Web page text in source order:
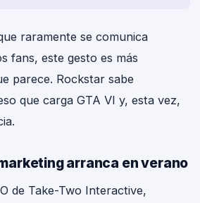
raramente se comunica
fans, este gesto es más
parece. Rockstar sabe
que carga GTA VI y, esta vez,
arranca en verano
de Take-Two Interactive,